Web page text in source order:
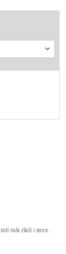
naše zboží i servis.